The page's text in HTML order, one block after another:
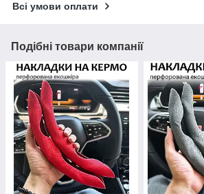
Всі умови оплати
Подібні товари компанії